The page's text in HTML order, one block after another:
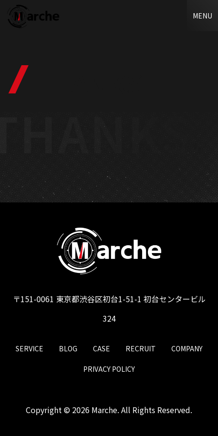
MENU
サービス内容
よくあるご質問
Copyright © 2025 Marche. All Rights Reserved.
フォームの送信ありがとうございました。
担当者が確認し、3営業日以内にご連絡させて頂きます。
〒151-0061 東京都渋谷区初台1-51-1 初台センタービル
324
SERVICE BLOG CASE RECRUIT COMPANY
PRIVACY POLICY
Copyright © 2026 Marche. All Rights Reserved.